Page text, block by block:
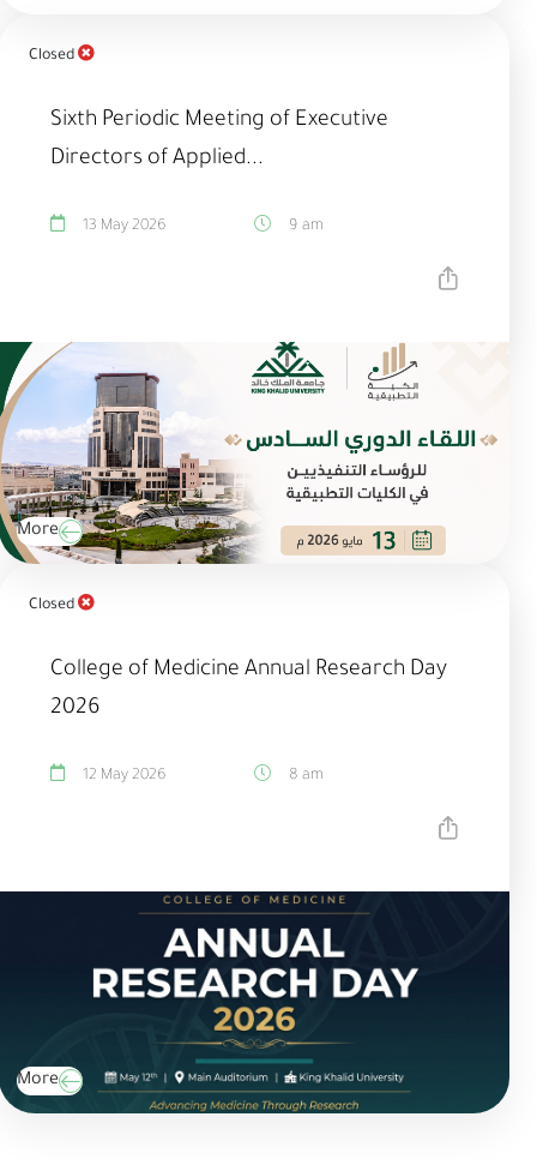
Closed
Sixth Periodic Meeting of Executive
Directors of Applied...
13 May 2026 9 am
More
Closed
College of Medicine Annual Research Day
2026
12 May 2026 8 am
More